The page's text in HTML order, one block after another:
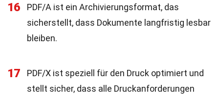
16
PDF/A ist ein Archivierungsformat, das
sicherstellt, dass Dokumente langfristig lesbar
bleiben.
17
PDF/X ist speziell für den Druck optimiert und
stellt sicher, dass alle Druckanforderungen